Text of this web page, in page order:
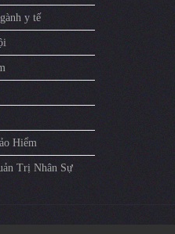
y tế
Hiểm
Trị Nhân Sự